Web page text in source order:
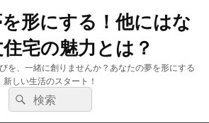
形にする！他にはな
宅の魅力とは？
を、一緒に創りませんか？あなたの夢を形にする
新しい生活のスタート！
検
索:
検
索